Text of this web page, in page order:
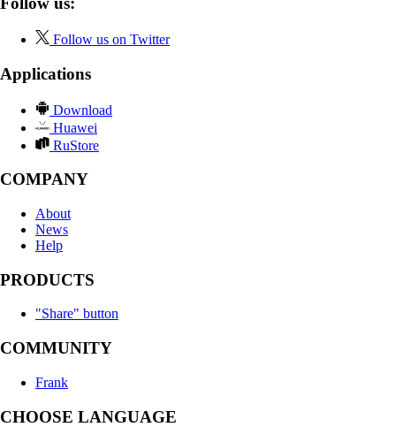
Follow us on Twitter
Applications
Download
Huawei
RuStore
COMPANY
About
News
Help
PRODUCTS
"Share" button
COMMUNITY
Frank
CHOOSE LANGUAGE